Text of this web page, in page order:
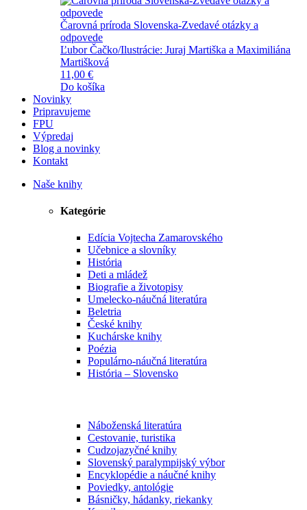
Čarovná príroda Slovenska-Zvedavé otázky a
odpovede
Ľubor Čačko/Ilustrácie: Juraj Martiška a Maximiliána
Martišková
11,00 €
Do košíka
Novinky
Pripravujeme
FPU
Výpredaj
Blog a novinky
Kontakt
Naše knihy
Kategórie
Edícia Vojtecha Zamarovského
Učebnice a slovníky
História
Deti a mládež
Biografie a životopisy
Umelecko-náučná literatúra
Beletria
České knihy
Kuchárske knihy
Poézia
Populárno-náučná literatúra
História – Slovensko
Náboženská literatúra
Cestovanie, turistika
Cudzojazyčné knihy
Slovenský paralympijský výbor
Encyklopédie a náučné knihy
Poviedky, antológie
Básničky, hádanky, riekanky